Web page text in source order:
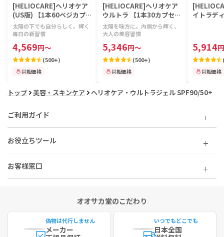
[HELIOCARE]ヘリオケア
(US版) 【1本60ベジカプセ
ル】
太陽の下でも自分らしく。輝く
毎日の新習慣
4,569円～
(500+)
同梱価格
[HELIOCARE]ヘリオケア
ウルトラ 【1本30カプセ
ル】
太陽を味方に。内側から輝く、
大人の美容習慣
5,346円～
(500+)
同梱価格
イトラデ
5,914円
同梱価格
トップ 美容・スキンケア ヘリオケア・ウルトラジェル SPF90/50+
ご利用ガイド
お役立ちツール
お客様窓口
オオサカ堂のこだわり
偽物は代行しません
メーカー
いつでもどこでも
日本全国